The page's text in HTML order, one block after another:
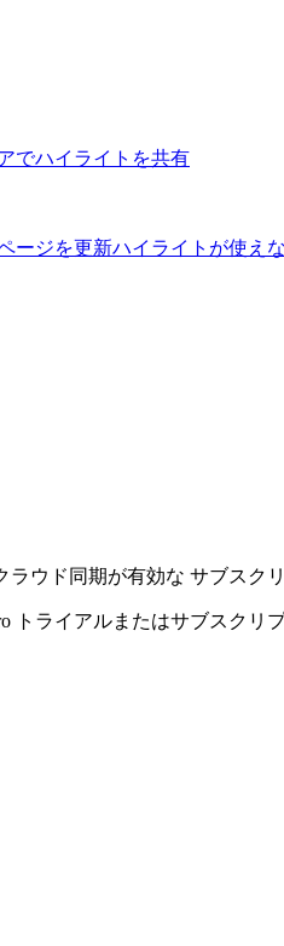
でハイライトを共有
ージを更新ハイライトが使え
ウド同期が有効な サブスク
トライアルまたはサブスク